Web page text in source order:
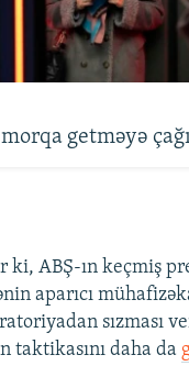
getməyə
ki, ABŞ-ın keçmiş
aparıcı
sızması
taktikasını daha da